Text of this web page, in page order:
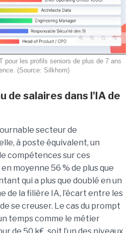
pour les profils seniors de plus de 7 ans
(Source: Silkhom)
de salaires dans l'IA de
secteur de
à poste équivalent, un
compétences sur ces
moyenne 56 % de plus que
qui a plus que doublé en un
de la filière IA, l’écart entre les
se creuser. Le cas du prompt
temps comme le métier